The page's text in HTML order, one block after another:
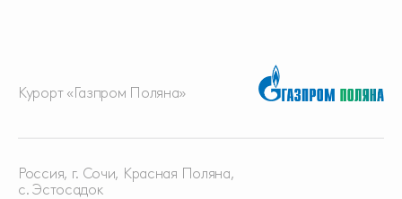
Курорт «Газпром Поляна»
Россия, г. Сочи, Красная Поляна,
с. Эстосадок